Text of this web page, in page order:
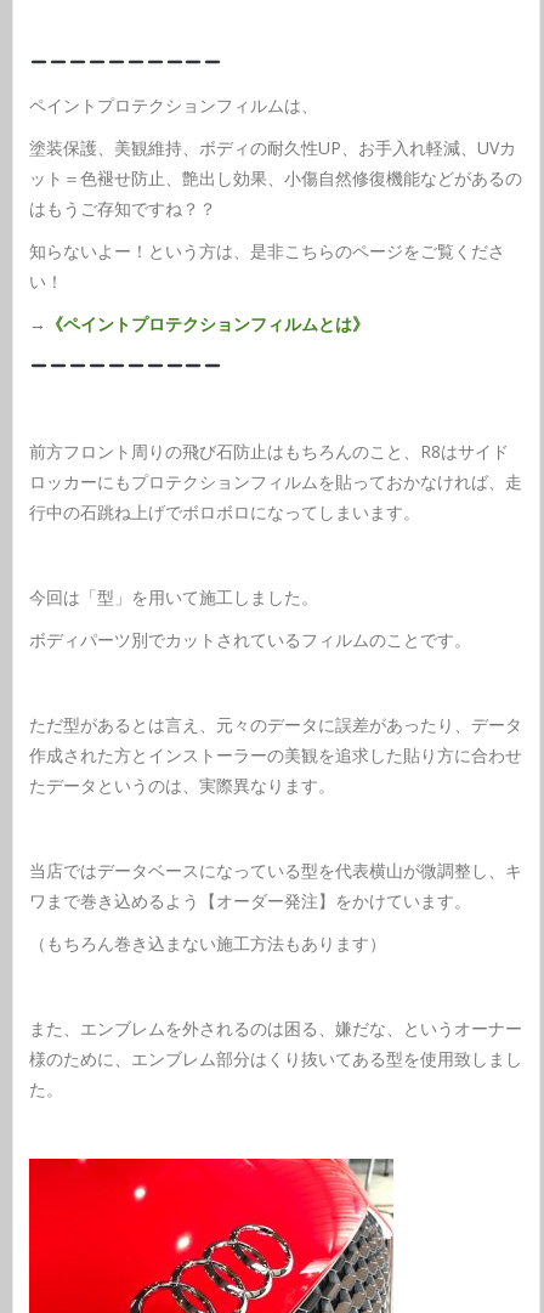
ペイントプロテクションフィルムは、
塗装保護、美観維持、ボディの耐久性UP、お手入れ軽減、UVカ
ット＝色褪せ防止、艶出し効果、小傷自然修復機能などがあるの
はもうご存知ですね？？
知らないよー！という方は、是非こちらのページをご覧くださ
い！
→ 《ペイントプロテクションフィルムとは》
前方フロント周りの飛び石防止はもちろんのこと、R8はサイド
ロッカーにもプロテクションフィルムを貼っておかなければ、走
行中の石跳ね上げでボロボロになってしまいます。
今回は「型」を用いて施工しました。
ボディパーツ別でカットされているフィルムのことです。
ただ型があるとは言え、元々のデータに誤差があったり、データ
作成された方とインストーラーの美観を追求した貼り方に合わせ
たデータというのは、実際異なります。
当店ではデータベースになっている型を代表横山が微調整し、キ
ワまで巻き込めるよう【オーダー発注】をかけています。
（もちろん巻き込まない施工方法もあります）
また、エンブレムを外されるのは困る、嫌だな、というオーナー
様のために、エンブレム部分はくり抜いてある型を使用致しまし
た。